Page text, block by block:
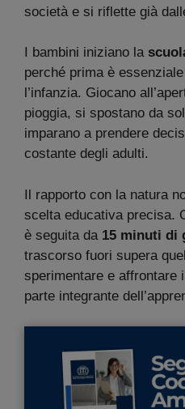
società e si riflette già
I bambini iniziano la
perché prima è
l’infanzia. Giocano
pioggia, si spostano da
imparano a prendere
costante degli adulti.
Il rapporto con la natura
scelta educativa precisa.
è seguita da 15 minuti di
trascorso fuori supera
sperimentare e affrontare
parte integrante